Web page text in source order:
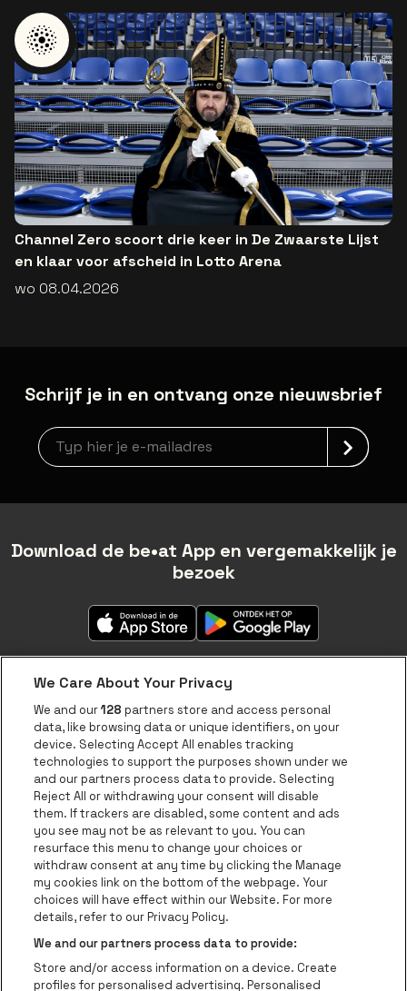
Channel Zero scoort drie keer in De Zwaarste Lijst
en klaar voor afscheid in Lotto Arena
wo 08.04.2026
Schrijf je in en ontvang onze nieuwsbrief
newsLetterLabel
Download de be•at App en vergemakkelijk je
bezoek
Over be•at
be•at App
be•at Tickets
be•at Business
Nieuws
Pers
Contact
Instagram
Facebook
Threads
TiktokYoutube
Be-At Venues
We Care About Your Privacy
We and our128 partners store and access personal
data, like browsing data or unique identifiers, on your
device. Selecting Accept All enables tracking
technologies to support the purposes shown under we
and our partners process data to provide. Selecting
Reject All or withdrawing your consent will disable
them. If trackers are disabled, some content and ads
you see may not be as relevant to you. You can
resurface this menu to change your choices or
withdraw consent at any time by clicking the Manage
my cookies link on the bottom of the webpage. Your
choices will have effect within our Website. For more
details, refer to our Privacy Policy.
We and our partners process data to provide:
Store and/or access information on a device. Create
profiles for personalised advertising. Personalised